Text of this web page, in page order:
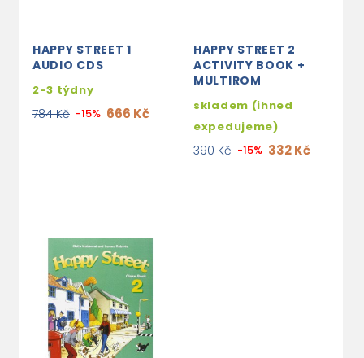
HAPPY STREET 1
AUDIO CDS
2-3 týdny
784 Kč -15% 666 Kč
HAPPY STREET 2
ACTIVITY BOOK +
MULTIROM
skladem (ihned
expedujeme)
390 Kč -15% 332 Kč